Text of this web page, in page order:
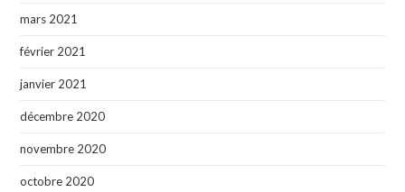
mars 2021
février 2021
janvier 2021
décembre 2020
novembre 2020
octobre 2020